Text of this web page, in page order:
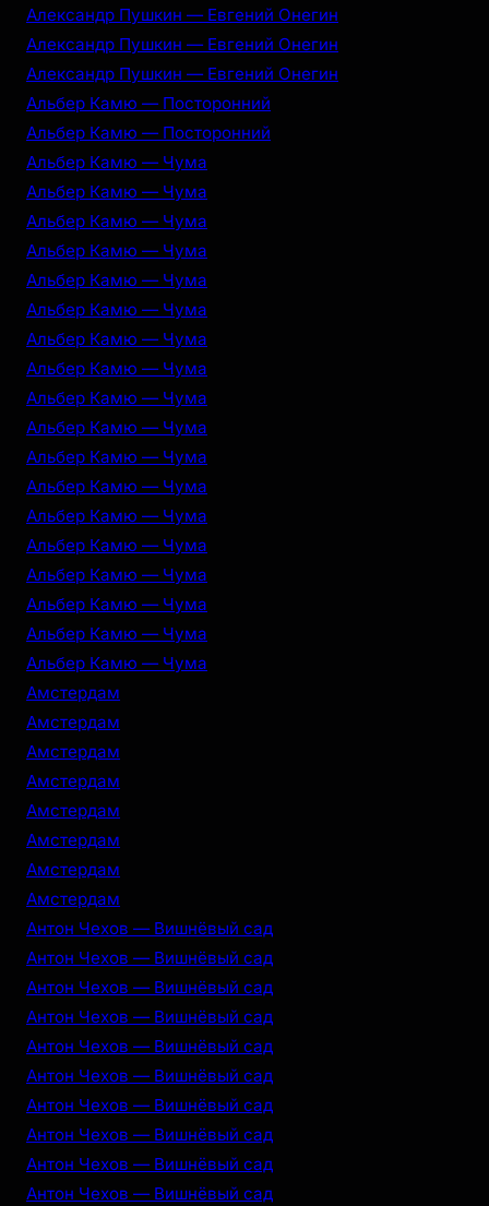
Александр Пушкин — Евгений Онегин
Александр Пушкин — Евгений Онегин
Александр Пушкин — Евгений Онегин
Альбер Камю — Посторонний
Альбер Камю — Посторонний
Альбер Камю — Чума
Альбер Камю — Чума
Альбер Камю — Чума
Альбер Камю — Чума
Альбер Камю — Чума
Альбер Камю — Чума
Альбер Камю — Чума
Альбер Камю — Чума
Альбер Камю — Чума
Альбер Камю — Чума
Альбер Камю — Чума
Альбер Камю — Чума
Альбер Камю — Чума
Альбер Камю — Чума
Альбер Камю — Чума
Альбер Камю — Чума
Альбер Камю — Чума
Альбер Камю — Чума
Амстердам
Амстердам
Амстердам
Амстердам
Амстердам
Амстердам
Амстердам
Амстердам
Антон Чехов — Вишнёвый сад
Антон Чехов — Вишнёвый сад
Антон Чехов — Вишнёвый сад
Антон Чехов — Вишнёвый сад
Антон Чехов — Вишнёвый сад
Антон Чехов — Вишнёвый сад
Антон Чехов — Вишнёвый сад
Антон Чехов — Вишнёвый сад
Антон Чехов — Вишнёвый сад
Антон Чехов — Вишнёвый сад